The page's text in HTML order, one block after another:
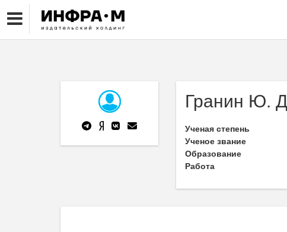
Гранин Ю.
Ученая степень
Ученое звание
Образование
Работа